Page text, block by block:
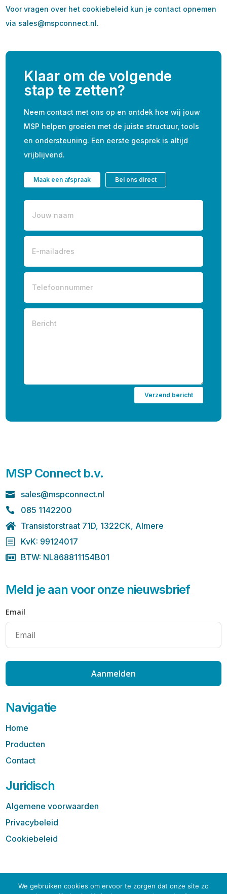
Voor vragen over het cookiebeleid kun je contact opnemen
via sales@mspconnect.nl.
Klaar om de volgende
stap te zetten?
Neem contact met ons op en ontdek hoe wij jouw
MSP helpen groeien met de juiste structuur, tools
en ondersteuning. Een eerste gesprek is altijd
vrijblijvend.
Maak een afspraak Bel ons direct
Verzend bericht
MSP Connect b.v.
 sales@mspconnect.nl
 085 1142200
 Transistorstraat 71D, 1322CK, Almere
b KvK: 99124017
 BTW: NL868811154B01
Meld je aan voor onze nieuwsbrief
Email
Aanmelden
Navigatie
Home
Producten
Contact
Juridisch
Algemene voorwaarden
Privacybeleid
Cookiebeleid
MSP Connect © 2025 | Verbonden met MSP Mentor
We gebruiken cookies om ervoor te zorgen dat onze site zo